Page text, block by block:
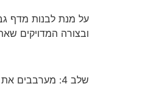
על מנת לבנות מדף
ובצורה המדויקים
שלב 4: מערבבים את הגבס